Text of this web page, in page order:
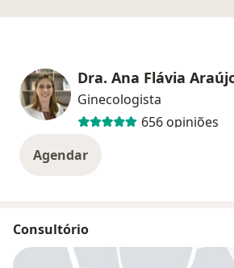
Dra. Ana Flávia
Ginecologista
656 opiniões
Agendar
Consultório